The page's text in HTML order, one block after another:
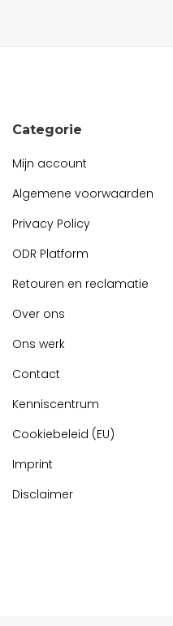
Categorie
Mijn account
Algemene voorwaarden
Privacy Policy
ODR Platform
Retouren en reclamatie
Over ons
Ons werk
Contact
Kenniscentrum
Cookiebeleid (EU)
Imprint
Disclaimer